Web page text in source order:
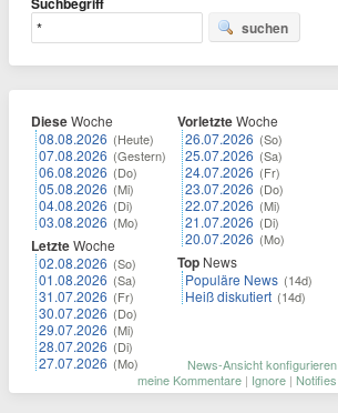
suchen
DieseWoche
08.08.2026 (Heute)
07.08.2026 (Gestern)
06.08.2026 (Do)
05.08.2026 (Mi)
04.08.2026 (Di)
03.08.2026 (Mo)
LetzteWoche
02.08.2026 (So)
01.08.2026 (Sa)
31.07.2026 (Fr)
30.07.2026 (Do)
29.07.2026 (Mi)
28.07.2026 (Di)
27.07.2026 (Mo)
VorletzteWoche
26.07.2026 (So)
25.07.2026 (Sa)
24.07.2026 (Fr)
23.07.2026 (Do)
22.07.2026 (Mi)
21.07.2026 (Di)
20.07.2026 (Mo)
Top News
Populäre News (14d)
Heiß diskutiert (14d)
News-Ansicht konfigurieren
meine Kommentare | Ignore | Notifies